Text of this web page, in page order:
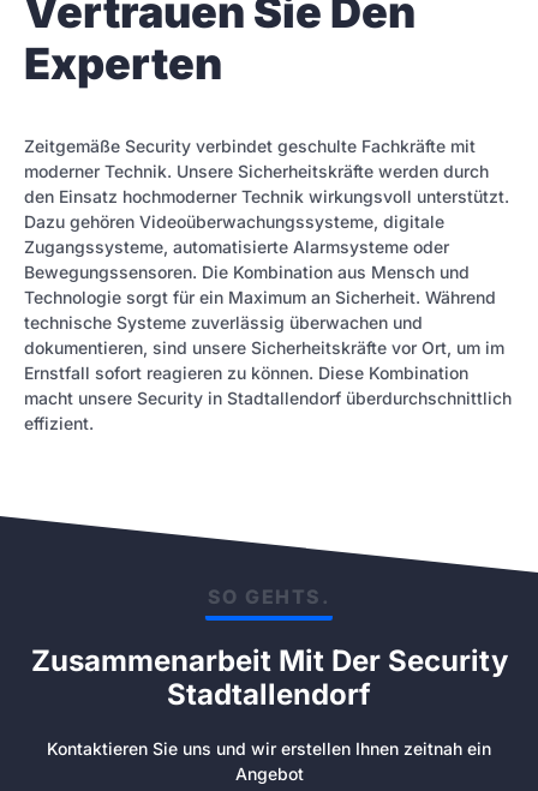
Vertrauen Sie Den
Experten
Zeitgemäße Security verbindet geschulte Fachkräfte mit
moderner Technik. Unsere Sicherheitskräfte werden durch
den Einsatz hochmoderner Technik wirkungsvoll unterstützt.
Dazu gehören Videoüberwachungssysteme, digitale
Zugangssysteme, automatisierte Alarmsysteme oder
Bewegungssensoren. Die Kombination aus Mensch und
Technologie sorgt für ein Maximum an Sicherheit. Während
technische Systeme zuverlässig überwachen und
dokumentieren, sind unsere Sicherheitskräfte vor Ort, um im
Ernstfall sofort reagieren zu können. Diese Kombination
macht unsere Security in Stadtallendorf überdurchschnittlich
effizient.
SO GEHTS.
Zusammenarbeit Mit Der Security
Stadtallendorf
Kontaktieren Sie uns und wir erstellen Ihnen zeitnah ein
Angebot